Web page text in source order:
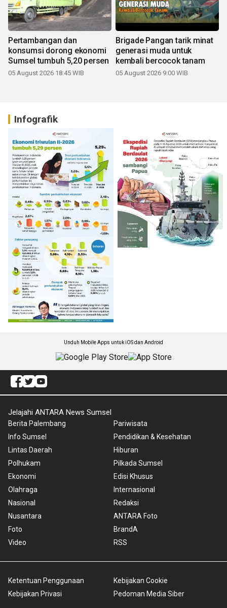
Pertambangan dan
konsumsi dorong ekonomi
Sumsel tumbuh 5,20 persen
05 August 2026 18:45 WIB
Brigade Pangan tarik minat
generasi muda untuk
kembali bercocok tanam
05 August 2026 9:00 WIB
Infografik
Unduh Mobile Apps untuk iOS dan Android
Jelajahi ANTARA News Sumsel
Berita Palembang
Info Sumsel
Lintas Daerah
Polhukam
Ekonomi
Olahraga
Nasional
Nusantara
Foto
Video
Pariwisata
Pendidikan & Kesehatan
Hiburan
Pilkada Sumsel
Edisi Khusus
Internasional
Redaksi
ANTARA Foto
BrandA
RSS
Ketentuan Penggunaan
Kebijakan Privasi
Kebijakan Cookie
Pedoman Media Siber